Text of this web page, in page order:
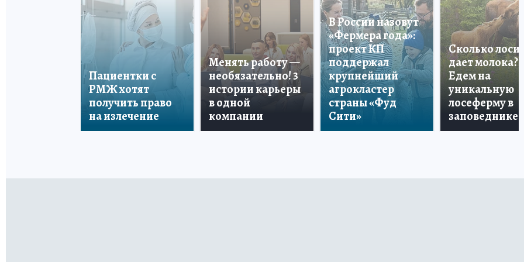
Пациентки с
РМЖ хотят
получить право
на излечение
Менять работу —
необязательно! 3
истории карьеры
в одной
компании
В России назовут
«Фермера года»:
проект КП
поддержал
крупнейший
агрокластер
страны «Фуд
Сити»
Сколько лосиха
дает молока?
Едем на
уникальную
лосеферму в
заповеднике!